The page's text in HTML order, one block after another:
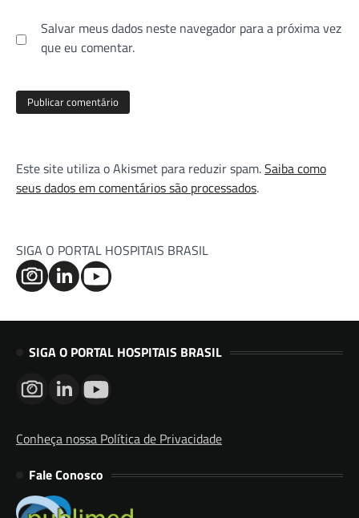
Salvar meus dados neste navegador para a próxima vez
que eu comentar.
Este site utiliza o Akismet para reduzir spam.Saiba como
seus dados em comentários são processados.
SIGA O PORTAL HOSPITAIS BRASIL
SIGA O PORTAL HOSPITAIS BRASIL
Conheça nossa Política de Privacidade
Fale Conosco